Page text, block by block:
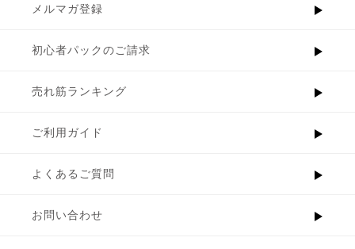
メルマガ登録
初心者パックのご請求
売れ筋ランキング
ご利用ガイド
よくあるご質問
お問い合わせ